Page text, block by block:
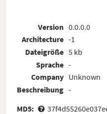
Version
Architecture
Dateigröße
Sprache
Company
Beschreibung
0.0.0.0
-1
5 kb
-
Unknown
-
MD5: